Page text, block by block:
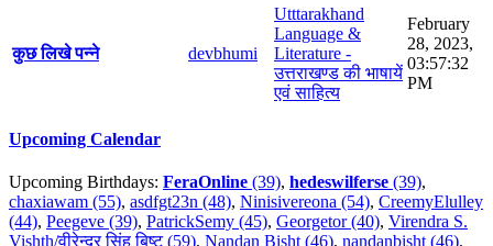
कुछ लिखे पन्ने devbhumi
Utttarakhand
Language &
Literature -
उत्तराखण्ड की भाषायें
एवं साहित्य
February
28, 2023,
03:57:32
PM
Upcoming Calendar
Upcoming Birthdays: FeraOnline (39), hedeswilferse (39),
chaxiawam (55), asdfgt23n (48), Ninisivereona (54), CreemyElulley
(44), Peegeve (39), PatrickSemy (45), Georgetor (40), Virendra S.
Vishth/वीरेन्द्र सिंह बिष्ट (59), Nandan Bisht (46), nandanbisht (46),